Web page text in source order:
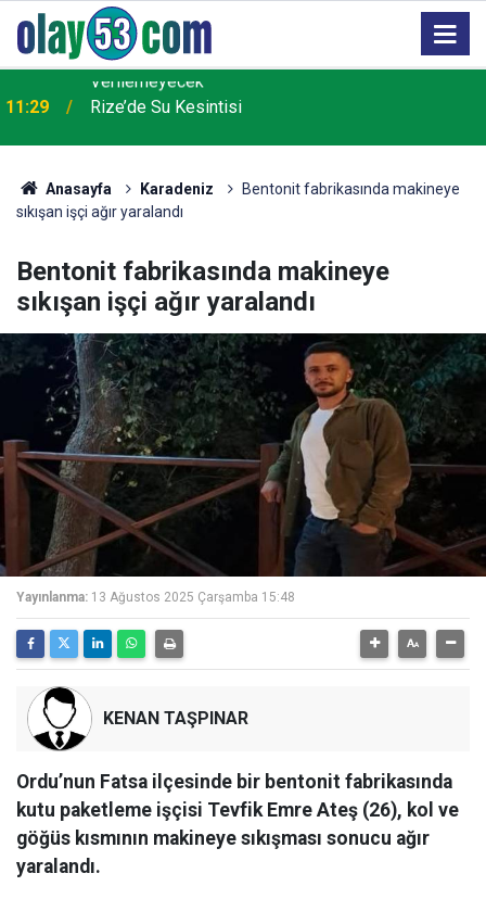
11:29 Rize’de Su Kesintisi
Anasayfa Karadeniz
Bentonit fabrikasında makineye
sıkışan işçi ağır yaralandı
Bentonit fabrikasında makineye
sıkışan işçi ağır yaralandı
Yayınlanma: 13 Ağustos 2025 Çarşamba 15:48
KENAN TAŞPINAR
Ordu’nun Fatsa ilçesinde bir bentonit fabrikasında
kutu paketleme işçisi Tevfik Emre Ateş (26), kol ve
göğüs kısmının makineye sıkışması sonucu ağır
yaralandı.